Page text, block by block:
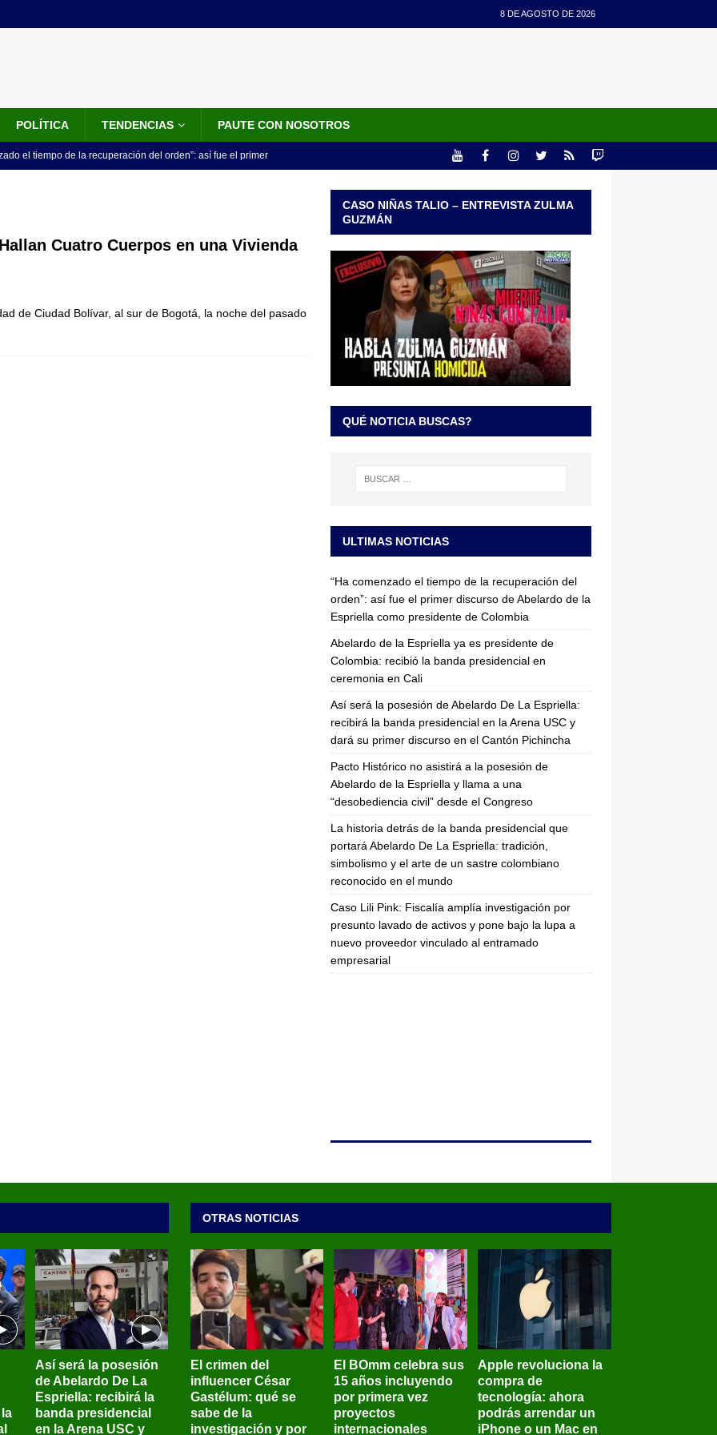
8 DE AGOSTO DE 2026
POLÍTICA TENDENCIAS PAUTE CON NOSOTROS
el tiempo de la recuperación del orden”: así fue el primer
LO ÚLTIMO
en el Cantón Pichincha
no asistirá a la posesión de Abelardo de la Espriella y llama a
Cuatro Cuerpos en una Vivienda
de Ciudad Bolívar, al sur de Bogotá, la noche del pasado
CASO NIÑAS TALIO – ENTREVISTA ZULMA
GUZMÁN
QUÉ NOTICIA BUSCAS?
ULTIMAS NOTICIAS
“Ha comenzado el tiempo de la recuperación del
orden”: así fue el primer discurso de Abelardo de la
Espriella como presidente de Colombia
Abelardo de la Espriella ya es presidente de
Colombia: recibió la banda presidencial en
ceremonia en Cali
Así será la posesión de Abelardo De La Espriella:
recibirá la banda presidencial en la Arena USC y
dará su primer discurso en el Cantón Pichincha
Pacto Histórico no asistirá a la posesión de
Abelardo de la Espriella y llama a una
“desobediencia civil” desde el Congreso
La historia detrás de la banda presidencial que
portará Abelardo De La Espriella: tradición,
simbolismo y el arte de un sastre colombiano
reconocido en el mundo
Caso Lili Pink: Fiscalía amplía investigación por
presunto lavado de activos y pone bajo la lupa a
nuevo proveedor vinculado al entramado
empresarial
Así será la posesión
de Abelardo De La
Espriella: recibirá la
banda presidencial
en la Arena USC y
OTRAS NOTICIAS
El crimen del
influencer César
Gastélum: qué se
sabe de la
investigación y por
El BOmm celebra sus
15 años incluyendo
por primera vez
proyectos
internacionales
Apple revoluciona la
compra de
tecnología: ahora
podrás arrendar un
iPhone o un Mac en